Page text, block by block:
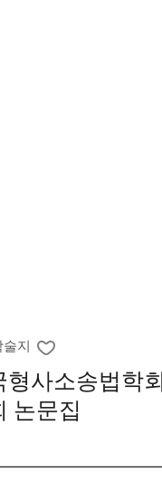
지
형사소송법학
논문집